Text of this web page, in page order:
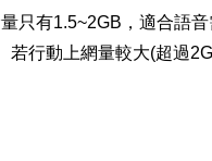
只有1.5~2GB ， 適合語
若行動上網量較大(超過